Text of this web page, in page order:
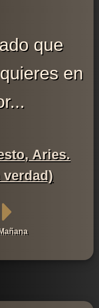
que
en
Aries.
Mañana